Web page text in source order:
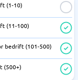
(1-10)
(11-100)
bedrift (101-500)
(500+)